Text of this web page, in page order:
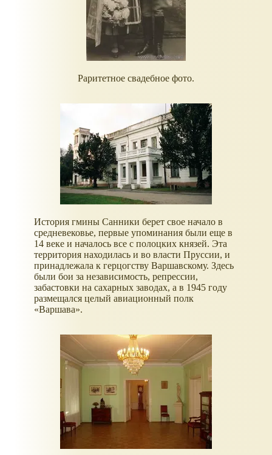
Раритетное свадебное фото.
История гмины Санники берет свое начало в
средневековье, первые упоминания были еще в
14 веке и началось все с полоцких князей. Эта
территория находилась и во власти Пруссии, и
принадлежала к герцогству Варшавскому. Здесь
были бои за независимость, репрессии,
забастовки на сахарных заводах, а в 1945 году
размещался целый авиационный полк
«Варшава».